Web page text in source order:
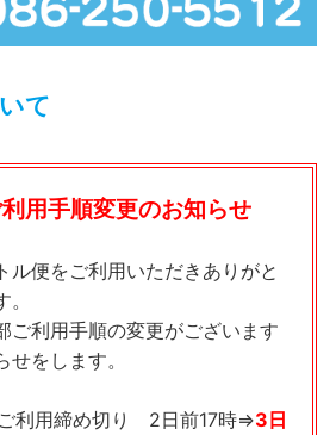
て
用手順変更のお知らせ
ル便をご利用いただきありがと
ご利用手順の変更がございます
をします。
利用締め切り 2日前17時⇒3日